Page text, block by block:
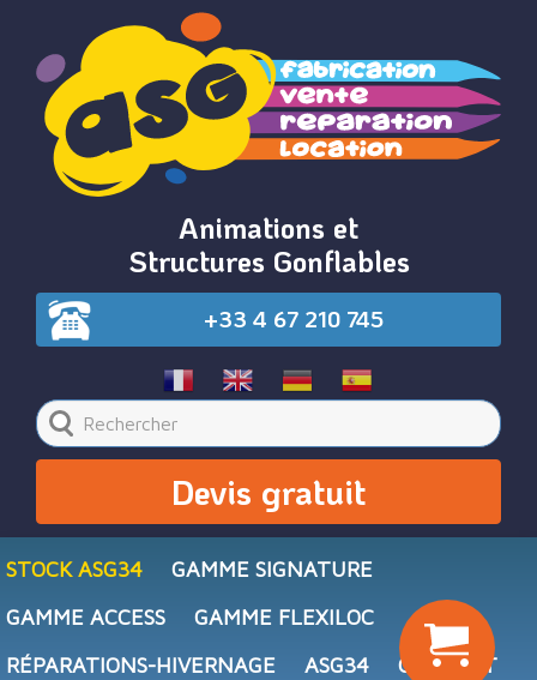
Animations et
Structures Gonflables
+33 4 67 210 745
Devis gratuit
STOCK ASG34
GAMME SIGNATURE
GAMME ACCESS
GAMME FLEXILOC
RÉPARATIONS-HIVERNAGE
ASG34
CONTACT